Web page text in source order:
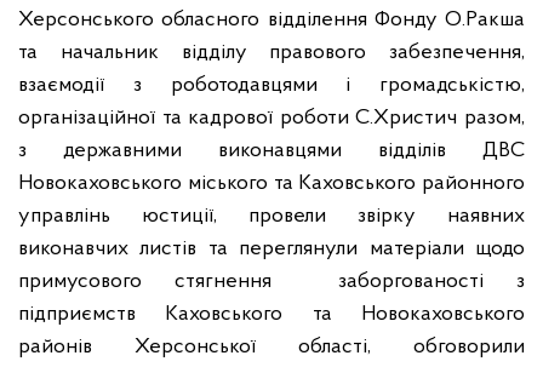
Херсонського обласного відділення Фонду О.Ракша
та начальник відділу правового забезпечення,
взаємодії з роботодавцями і громадськістю,
організаційної та кадрової роботи С.Христич разом,
з державними виконавцями відділів ДВС
Новокаховського міського та Каховського районного
управлінь юстиції, провели звірку наявних
виконавчих листів та переглянули матеріали щодо
примусового стягнення
заборгованості з
підприємств Каховського та Новокаховського
районів Херсонської області, обговорили